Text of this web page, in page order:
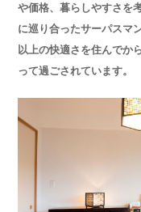
や価格、暮らしやすさを
に巡り合ったサーパスマ
以上の快適さを住んでか
って過ごされています。